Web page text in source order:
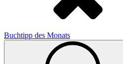
Buchtipp des Monats